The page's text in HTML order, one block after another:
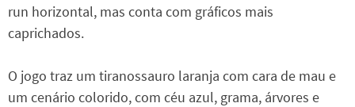
run horizontal, mas conta com gráficos mais
caprichados.
O jogo traz um tiranossauro laranja com cara de mau e
um cenário colorido, com céu azul, grama, árvores e